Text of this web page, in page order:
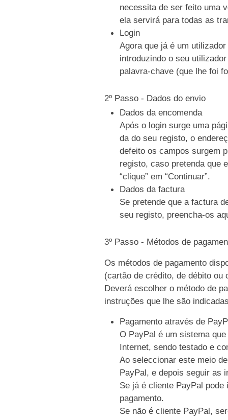
necessita de ser feito uma
ela servirá para todas as
Login
Agora que já é um
introduzindo o seu
palavra-chave (que lhe foi
2º Passo - Dados do envio
Dados da encomenda
Após o login surge uma
da do seu registo, o
defeito os campos surgem
registo, caso pretenda que
“clique” em “Continuar”.
Dados da factura
Se pretende que a factura
seu registo, preencha-os
3º Passo - Métodos de
Os métodos de pagamento
(cartão de crédito, de débito ou
Deverá escolher o método de
instruções que lhe são
Pagamento através de
O PayPal é um sistema
Internet, sendo testado e
Ao seleccionar este meio
PayPal, e depois seguir as
Se já é cliente PayPal
pagamento.
Se não é cliente PayPal,